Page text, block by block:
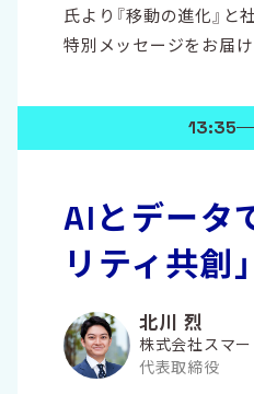
氏より『移動の進化』と
特別メッセージをお届け
13:35
AIとデータ
リティ共創
北川 烈
株式会社スマ
代表取締役